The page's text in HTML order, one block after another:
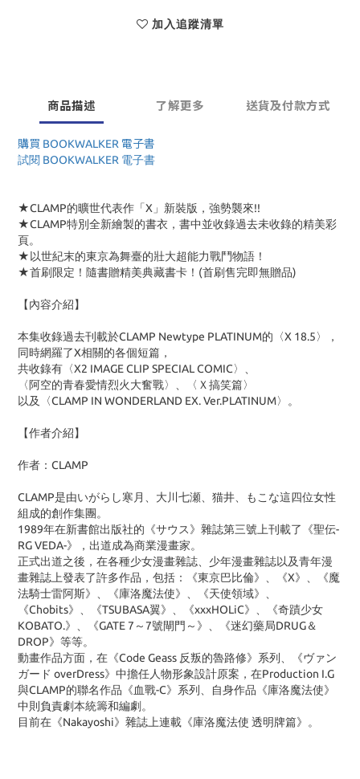
加入追蹤清單
商品描述 了解更多 送貨及付款方式
購買 BOOKWALKER 電子書
試閱 BOOKWALKER 電子書
★CLAMP的曠世代表作「X」新裝版，強勢襲來!!
★CLAMP特別全新繪製的書衣，書中並收錄過去未收錄的精美彩
頁。
★以世紀末的東京為舞臺的壯大超能力戰鬥物語！
★首刷限定！隨書贈精美典藏書卡！(首刷售完即無贈品)
【內容介紹】
本集收錄過去刊載於CLAMP Newtype PLATINUM的〈X 18.5〉，
同時網羅了X相關的各個短篇，
共收錄有〈X2 IMAGE CLIP SPECIAL COMIC〉、
〈阿空的青春愛情烈火大奮戰〉、〈Ｘ搞笑篇〉
以及〈CLAMP IN WONDERLAND EX. Ver.PLATINUM〉。
【作者介紹】
作者：CLAMP
CLAMP是由いがらし寒月、大川七瀬、猫井、もこな這四位女性
組成的創作集團。
1989年在新書館出版社的《サウス》雜誌第三號上刊載了《聖伝-
RG VEDA-》，出道成為商業漫畫家。
正式出道之後，在各種少女漫畫雜誌、少年漫畫雜誌以及青年漫
畫雜誌上發表了許多作品，包括：《東京巴比倫》、《X》、《魔
法騎士雷阿斯》、《庫洛魔法使》、《天使領域》、
《Chobits》、《TSUBASA翼》、《xxxHOLiC》、《奇蹟少女
KOBATO.》、《GATE 7～7號閘門～》、《迷幻藥局DRUG＆
DROP》等等。
動畫作品方面，在《Code Geass 反叛的魯路修》系列、《ヴァン
ガード overDress》中擔任人物形象設計原案，在Production I.G
與CLAMP的聯名作品《血戰-C》系列、自身作品《庫洛魔法使》
中則負責劇本統籌和編劇。
目前在《Nakayoshi》雜誌上連載《庫洛魔法使 透明牌篇》。